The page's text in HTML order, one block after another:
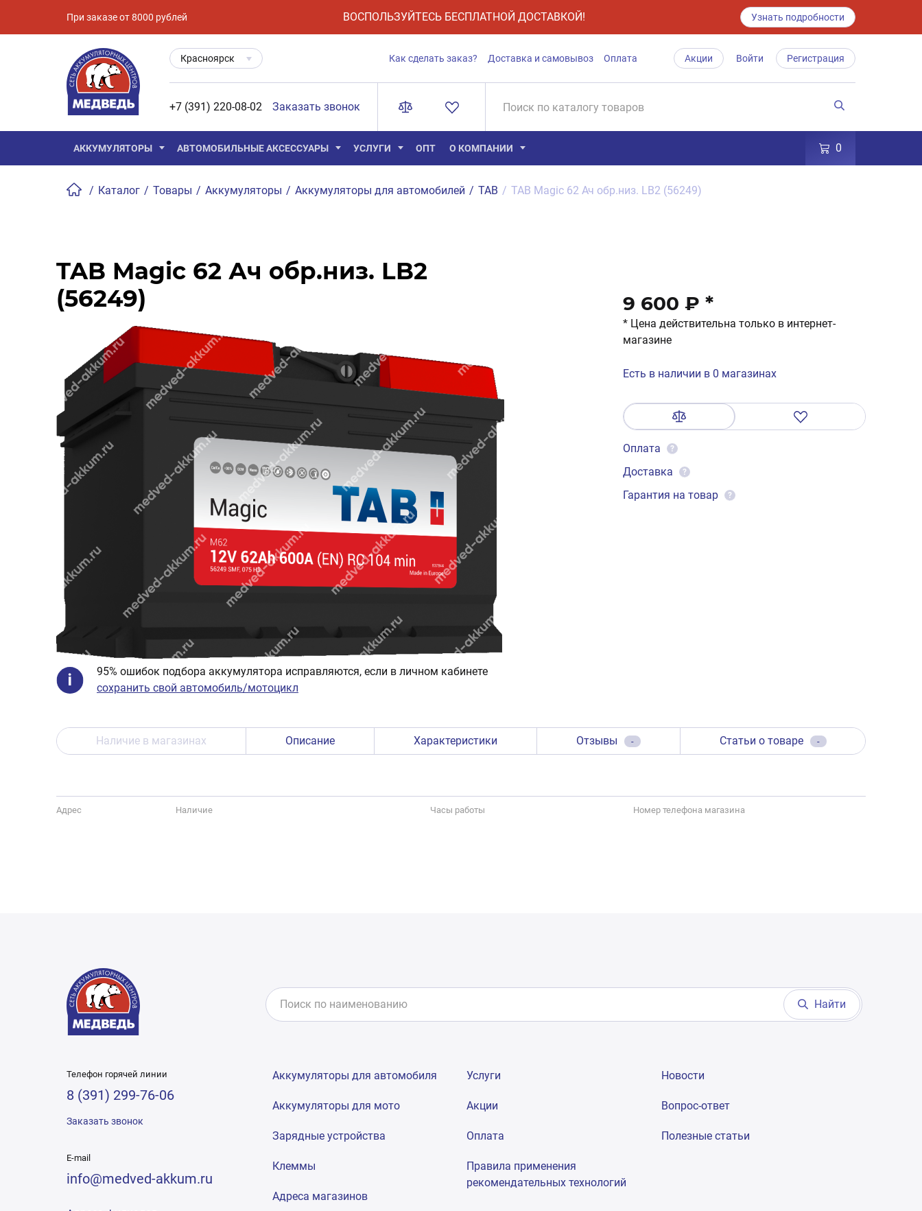
При заказе от 8000 рублей ВОСПОЛЬЗУЙТЕСЬ БЕСПЛАТНОЙ ДОСТАВКОЙ! Узнать подробности
Красноярск Как сделать заказ? Доставка и самовывоз Оплата Акции Войти Регистрация
+7 (391) 220-08-02 Заказать звонок
АККУМУЛЯТОРЫ АВТОМОБИЛЬНЫЕ АКСЕССУАРЫ УСЛУГИ ОПТ О КОМПАНИИ 0
/ Каталог / Товары / Аккумуляторы / Аккумуляторы для автомобилей / TAB / TAB Magic 62 Ач обр.низ. LB2 (56249)
TAB Magic 62 Ач обр.низ. LB2
(56249)
95% ошибок подбора аккумулятора исправляются, если в личном кабинете
сохранить свой автомобиль/мотоцикл
9 600 ₽ *
* Цена действительна только в интернет-
магазине
Есть в наличии в 0 магазинах
Оплата ?
Доставка ?
Гарантия на товар ?
Наличие в магазинах Описание Характеристики Отзывы - Статьи о товаре -
Адрес Наличие Часы работы Номер телефона магазина
Найти
Телефон горячей линии
8 (391) 299-76-06
Заказать звонок
E-mail
info@medved-akkum.ru
Аккумуляторы для автомобиля
Аккумуляторы для мото
Зарядные устройства
Клеммы
Адреса магазинов
Услуги
Акции
Оплата
Правила применения
рекомендательных технологий
Новости
Вопрос-ответ
Полезные статьи